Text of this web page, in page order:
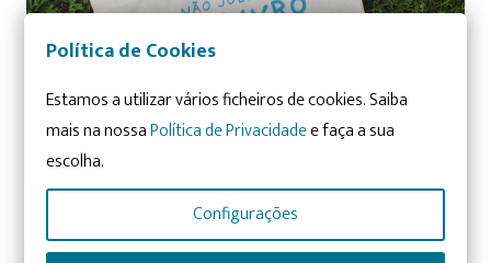
Política de Cookies
Estamos a utilizar vários ficheiros de cookies. Saiba
mais na nossaPolítica de Privacidadee faça a sua
escolha.
Configurações